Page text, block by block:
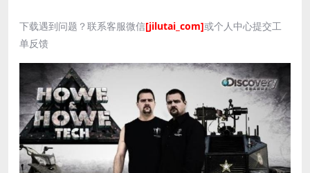
下载遇到问题？联系客服微信[jilutai_com]或个人中心提交工
单反馈